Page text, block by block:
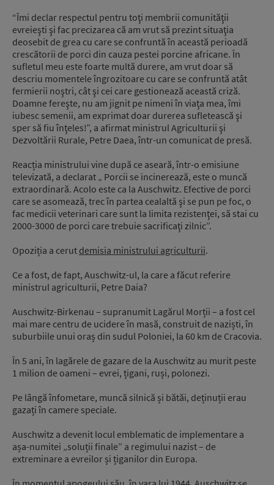
“Îmi declar respectul pentru toţi membrii comunităţii
evreieşti şi fac precizarea că am vrut să prezint situaţia
deosebit de grea cu care se confruntă în această perioadă
crescătorii de porci din cauza pestei porcine africane. În
sufletul meu este foarte multă durere, am vrut doar să
descriu momentele îngrozitoare cu care se confruntă atât
fermierii noştri, cât şi cei care gestionează această criză.
Doamne fereşte, nu am jignit pe nimeni în viaţa mea, îmi
iubesc semenii, am exprimat doar durerea sufletească şi
sper să fiu înţeles!”, a afirmat ministrul Agriculturii şi
Dezvoltării Rurale, Petre Daea, într-un comunicat de presă.
Reacția ministrului vine după ce aseară, într-o emisiune
televizată, a declarat „ Porcii se incinerează, este o muncă
extraordinară. Acolo este ca la Auschwitz. Efective de porci
care se asomează, trec în partea cealaltă şi se pun pe foc, o
fac medicii veterinari care sunt la limita rezistenţei, să stai cu
2000-3000 de porci care trebuie sacrificaţi zilnic”.
Opoziția a cerut demisia ministrului agriculturii.
Ce a fost, de fapt, Auschwitz-ul, la care a făcut referire
ministrul agriculturii, Petre Daia?
Auschwitz-Birkenau – supranumit Lagărul Morții – a fost cel
mai mare centru de ucidere în masă, construit de naziști, în
suburbiile unui oraș din sudul Poloniei, la 60 km de Cracovia.
În 5 ani, în lagărele de gazare de la Auschwitz au murit peste
1 milion de oameni – evrei, țigani, ruși, polonezi.
Pe lângă înfometare, muncă silnică și bătăi, deținuții erau
gazați în camere speciale.
Auschwitz a devenit locul emblematic de implementare a
așa-numitei „soluții finale” a regimului nazist – de
extreminare a evreilor și țiganilor din Europa.